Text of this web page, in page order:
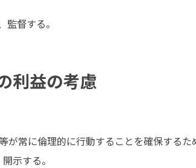
督する。
利益の考慮
常に倫理的に行動することを確保する
示する。